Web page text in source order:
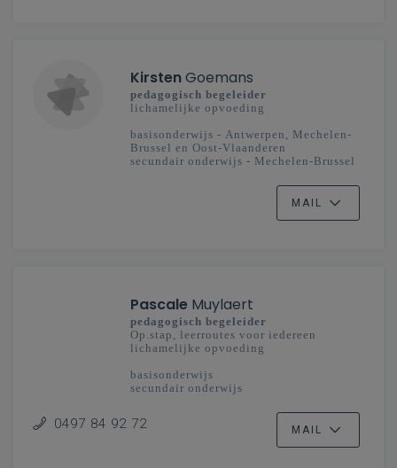
KirstenGoemans
pedagogisch begeleider
lichamelijke opvoeding
basisonderwijs - Antwerpen, Mechelen-
Brussel en Oost-Vlaanderen
secundair onderwijs - Mechelen-Brussel
MAIL
Pascale Muylaert
pedagogisch begeleider
Op.stap, leerroutes voor iedereen
lichamelijke opvoeding
basisonderwijs
secundair onderwijs
0497 84 92 72 MAIL